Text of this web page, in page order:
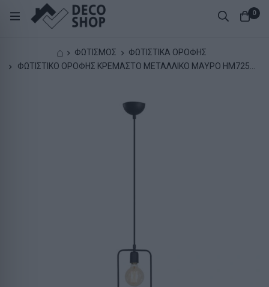
0
⌂ ΦΩΤΙΣΜΟΣ
ΦΩΤΙΣΤΙΚΑ ΟΡΟΦΗΣ
ΦΩΤΙΣΤΙΚΟ ΟΡΟΦΗΣ ΚΡΕΜΑΣΤΟ ΜΕΤΑΛΛΙΚΟ ΜΑΥΡΟ HM7258